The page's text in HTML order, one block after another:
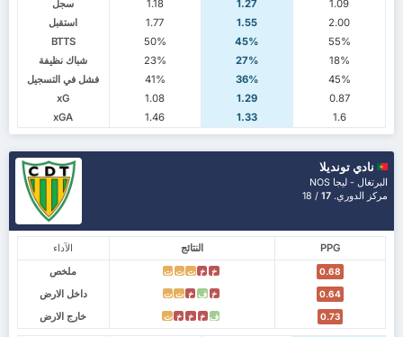
سجل
1.18 1.27
1.09
استقبل
1.77 1.55
2.00
BTTS
50% 45%
55%
شباك نظيفة
23% 27%
18%
فشل في التسجيل
41% 36%
45%
xG
1.08 1.29
0.87
xGA
1.46 1.33 1.6
نادي تونديلا
البرتغال - ليجا NOS
مركز الدوري. 17
/ 18
الآداء النتائج
PPG
ملخص
خ خ ت ت ت 0.68
داخل الارض خ ف خ ت ت 0.64
خارج الارض ف خ خ خ ت 0.73